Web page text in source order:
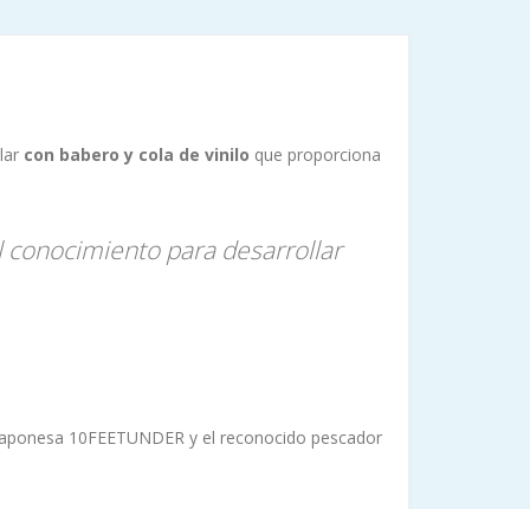
con babero y cola de vinilo que proporciona
conocimiento para desarrollar
10FEETUNDER y el reconocido pescador